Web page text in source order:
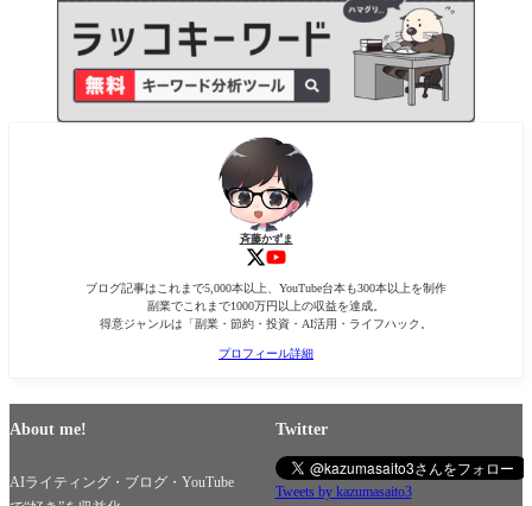
斉藤かずま
ブログ記事はこれまで5,000本以上、YouTube台本も300本以上を制作
副業でこれまで1000万円以上の収益を達成。
得意ジャンルは「副業・節約・投資・AI活用・ライフハック。
プロフィール詳細
About me!
AIライティング・ブログ・YouTube
Twitter
Tweets by kazumasaito3